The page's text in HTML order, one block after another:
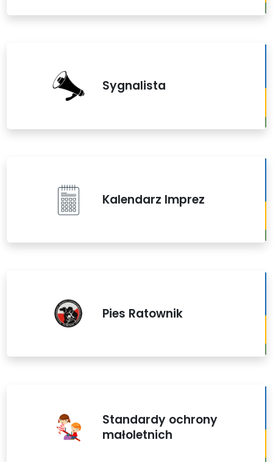
Sygnalista
Kalendarz Imprez
Pies Ratownik
Standardy ochrony
małoletnich